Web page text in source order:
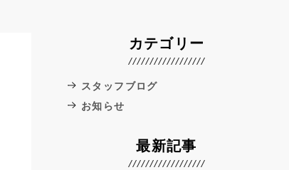
カテゴリー
スタッフブログ
お知らせ
最新記事